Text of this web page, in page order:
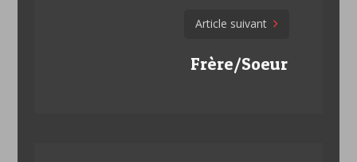
Article suivant
Frère/Soeur